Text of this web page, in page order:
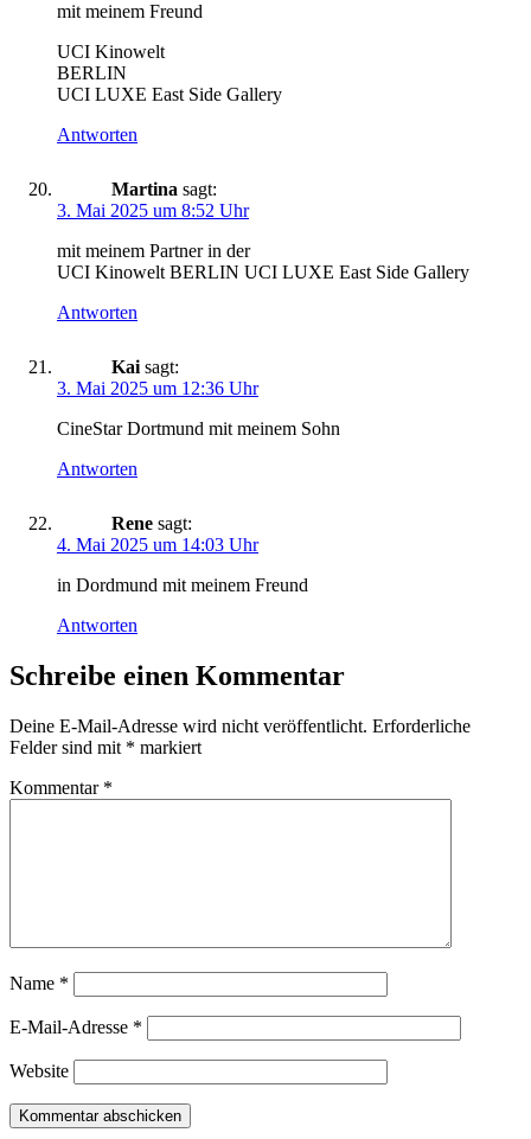
mit meinem Freund
UCI Kinowelt
BERLIN
UCI LUXE East Side Gallery
Antworten
Martina sagt:
3. Mai 2025 um 8:52 Uhr
mit meinem Partner in der
UCI Kinowelt BERLIN UCI LUXE East Side Gallery
Antworten
Kai sagt:
3. Mai 2025 um 12:36 Uhr
CineStar Dortmund mit meinem Sohn
Antworten
Rene sagt:
4. Mai 2025 um 14:03 Uhr
in Dordmund mit meinem Freund
Antworten
Schreibe einen Kommentar
Deine E-Mail-Adresse wird nicht veröffentlicht. Erforderliche
Felder sind mit * markiert
Kommentar *
Name *
E-Mail-Adresse *
Website